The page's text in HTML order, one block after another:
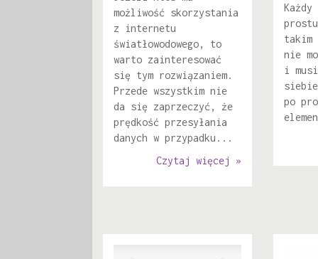
możliwość skorzystania
z internetu
światłowodowego, to
warto zainteresować
się tym rozwiązaniem.
Przede wszystkim nie
da się zaprzeczyć, że
prędkość przesyłania
danych w przypadku...
Czytaj więcej »
takim
nie
i
po